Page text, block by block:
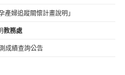
產婦追蹤關懷計畫說明」
教務處
成績查詢公告